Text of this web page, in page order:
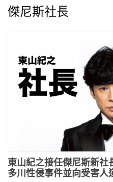
傑尼斯社長
東山紀之接任傑尼斯新社
多川性侵事件並向受害人